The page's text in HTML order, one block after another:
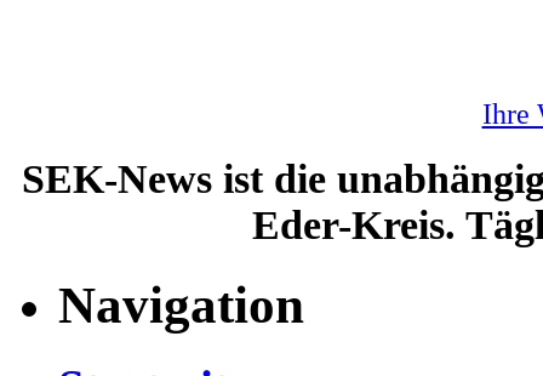
Ihre
SEK-News ist die
Eder-Kreis.
Navigation